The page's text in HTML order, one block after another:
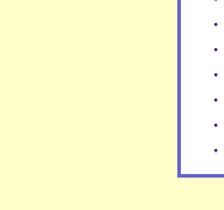
・
・
・
・
・
・